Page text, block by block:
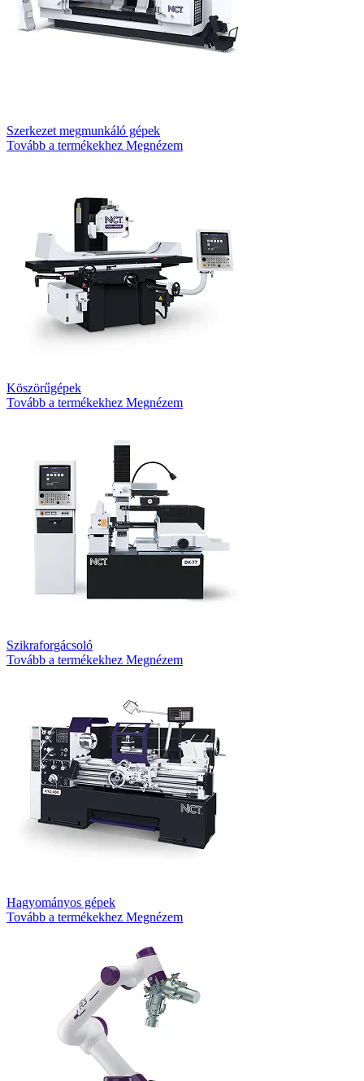
Szerkezet megmunkáló gépek
Tovább a termékekhez Megnézem
Köszörűgépek
Tovább a termékekhez Megnézem
Szikraforgácsoló
Tovább a termékekhez Megnézem
Hagyományos gépek
Tovább a termékekhez Megnézem